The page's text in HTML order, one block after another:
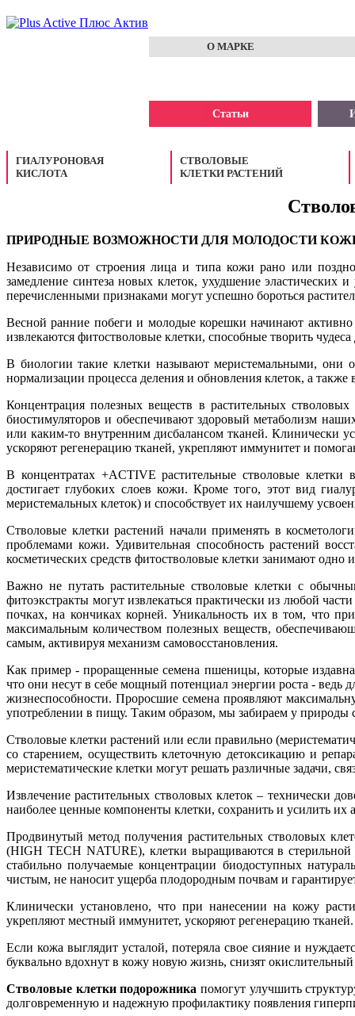
О МАРКЕ
Статьи
ГИАЛУРОНОВАЯ
КИСЛОТА
СТВОЛОВЫЕ
КЛЕТКИ РАСТЕНИЙ
ПРИРОДНЫЕ ВОЗМОЖНОСТИ ДЛЯ МОЛОДОСТИ
Независимо от строения лица и типа кожи рано или
замедление синтеза новых клеток, ухудшение
перечисленными признаками могут успешно бороться
Весной ранние побеги и молодые корешки начинают
извлекаются фитостволовые клетки, способные творить
В биологии такие клетки называют меристемальными, они
нормализации процесса деления и обновления клеток, а
Концентрация полезных веществ в растительных
биостимуляторов и обеспечивают здоровый метаболизм
или каким-то внутренним дисбалансом тканей. Клинически
ускоряют регенерацию тканей, укрепляют иммунитет и
В концентратах +ACTIVE растительные стволовые клетки
достигает глубоких слоев кожи. Кроме того, этот вид
меристемальных клеток) и способствует их наилучшему
Стволовые клетки растений начали применять в
проблемами кожи. Удивительная способность растений
косметических средств фитостволовые клетки занимают одно
Важно не путать растительные стволовые клетки с
фитоэкстракты могут извлекаться практически из любой
почках, на кончиках корней. Уникальность их в том, что
максимальным количеством полезных веществ,
самым, активируя механизм самовосстановления.
Как пример - проращенные семена пшеницы, которые издавна
что они несут в себе мощный потенциал энергии роста - ведь
жизнеспособности. Проросшие семена проявляют
употреблении в пищу. Таким образом, мы забираем у природы
Стволовые клетки растений или если правильно
со старением, осуществить клеточную детоксикацию и
меристематические клетки могут решать различные задачи,
Извлечение растительных стволовых клеток – технически
наиболее ценные компоненты клетки, сохранить и усилить их
Продвинутый метод получения растительных стволовых
(HIGH TECH NATURE), клетки выращиваются в стерильной
стабильно получаемые концентрации биодоступных
чистым, не наносит ущерба плодородным почвам и
Клинически установлено, что при нанесении на кожу
укрепляют местный иммунитет, ускоряют регенерацию тканей.
Если кожа выглядит усталой, потеряла свое сияние и
буквально вдохнут в кожу новую жизнь, снизят
Стволовые клетки подорожника помогут улучшить
долговременную и надежную профилактику появления